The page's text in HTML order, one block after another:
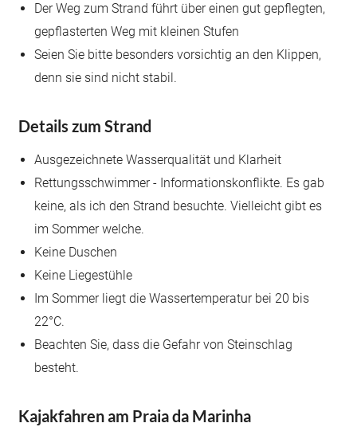
Der Weg zum Strand führt über einen gut gepflegten,
gepflasterten Weg mit kleinen Stufen
Seien Sie bitte besonders vorsichtig an den Klippen,
denn sie sind nicht stabil.
Details zum Strand
Ausgezeichnete Wasserqualität und Klarheit
Rettungsschwimmer - Informationskonflikte. Es gab
keine, als ich den Strand besuchte. Vielleicht gibt es
im Sommer welche.
Keine Duschen
Keine Liegestühle
Im Sommer liegt die Wassertemperatur bei 20 bis
22°C.
Beachten Sie, dass die Gefahr von Steinschlag
besteht.
Kajakfahren am Praia da Marinha